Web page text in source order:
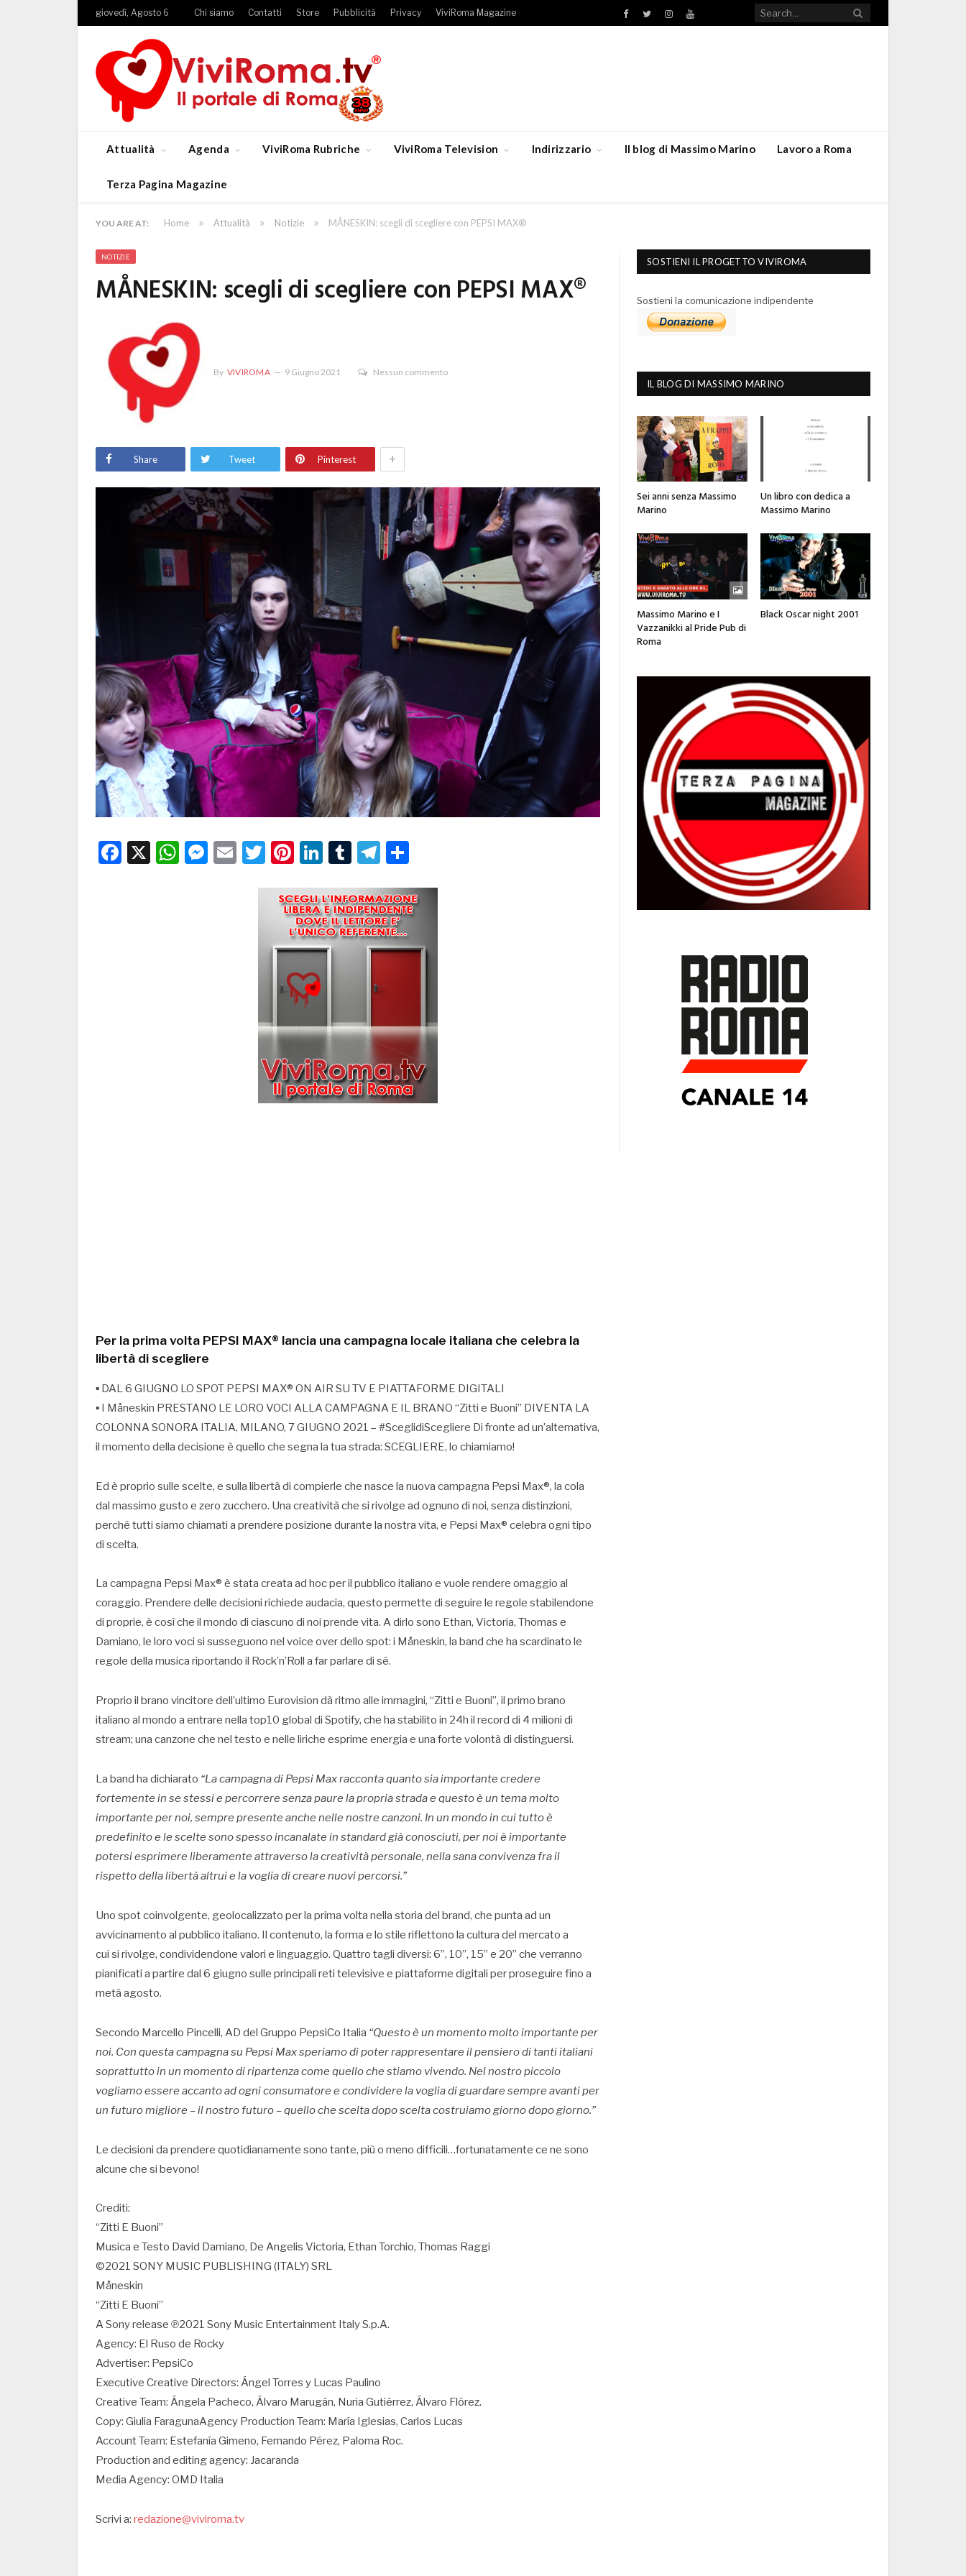
giovedì, Agosto 6 Chi siamo Contatti Store Pubblicità Privacy ViviRoma Magazine Facebook
TwitterInstagramYouTube
Attualità Agenda ViviRoma Rubriche ViviRoma Television Indirizzario Il blog di Massimo Marino Lavoro a Roma
Terza Pagina Magazine
YOU ARE AT: Home » Attualità » Notizie » MÅNESKIN: scegli di scegliere con PEPSI MAX®
NOTIZIE
MÅNESKIN: scegli di scegliere con PEPSI MAX®
By VIVIROMA 9 Giugno 2021 Nessun commento
Share Tweet Pinterest +
Facebook
X WhatsApp
Messenger
EmailTwitter
Pinterest
LinkedIn
TumblrTelegram
Per la prima volta PEPSI MAX® lancia una campagna locale italiana che celebra la
libertà di scegliere
▪ DAL 6 GIUGNO LO SPOT PEPSI MAX® ON AIR SU TV E PIATTAFORME DIGITALI
▪ I Måneskin PRESTANO LE LORO VOCI ALLA CAMPAGNA E IL BRANO “Zitti e Buoni” DIVENTA LA
COLONNA SONORA ITALIA, MILANO, 7 GIUGNO 2021 – #SceglidiScegliere Di fronte ad un’alternativa,
il momento della decisione è quello che segna la tua strada: SCEGLIERE, lo chiamiamo!
Ed è proprio sulle scelte, e sulla libertà di compierle che nasce la nuova campagna Pepsi Max®, la cola
dal massimo gusto e zero zucchero. Una creatività che si rivolge ad ognuno di noi, senza distinzioni,
perché tutti siamo chiamati a prendere posizione durante la nostra vita, e Pepsi Max® celebra ogni tipo
di scelta.
La campagna Pepsi Max® è stata creata ad hoc per il pubblico italiano e vuole rendere omaggio al
coraggio. Prendere delle decisioni richiede audacia, questo permette di seguire le regole stabilendone
di proprie, è così che il mondo di ciascuno di noi prende vita. A dirlo sono Ethan, Victoria, Thomas e
Damiano, le loro voci si susseguono nel voice over dello spot: i Måneskin, la band che ha scardinato le
regole della musica riportando il Rock’n’Roll a far parlare di sé.
Proprio il brano vincitore dell’ultimo Eurovision dà ritmo alle immagini, “Zitti e Buoni”, il primo brano
italiano al mondo a entrare nella top10 global di Spotify, che ha stabilito in 24h il record di 4 milioni di
stream; una canzone che nel testo e nelle liriche esprime energia e una forte volontà di distinguersi.
La band ha dichiarato “La campagna di Pepsi Max racconta quanto sia importante credere
fortemente in se stessi e percorrere senza paure la propria strada e questo è un tema molto
importante per noi, sempre presente anche nelle nostre canzoni. In un mondo in cui tutto è
predefinito e le scelte sono spesso incanalate in standard già conosciuti, per noi è importante
potersi esprimere liberamente attraverso la creatività personale, nella sana convivenza fra il
rispetto della libertà altrui e la voglia di creare nuovi percorsi.”
Uno spot coinvolgente, geolocalizzato per la prima volta nella storia del brand, che punta ad un
avvicinamento al pubblico italiano. Il contenuto, la forma e lo stile riflettono la cultura del mercato a
cui si rivolge, condividendone valori e linguaggio. Quattro tagli diversi: 6”, 10”, 15” e 20” che verranno
pianificati a partire dal 6 giugno sulle principali reti televisive e piattaforme digitali per proseguire fino a
metà agosto.
Secondo Marcello Pincelli, AD del Gruppo PepsiCo Italia “Questo è un momento molto importante per
noi. Con questa campagna su Pepsi Max speriamo di poter rappresentare il pensiero di tanti italiani
soprattutto in un momento di ripartenza come quello che stiamo vivendo. Nel nostro piccolo
vogliamo essere accanto ad ogni consumatore e condividere la voglia di guardare sempre avanti per
un futuro migliore – il nostro futuro – quello che scelta dopo scelta costruiamo giorno dopo giorno.”
Le decisioni da prendere quotidianamente sono tante, più o meno difficili…fortunatamente ce ne sono
alcune che si bevono!
Crediti:
“Zitti E Buoni”
Musica e Testo David Damiano, De Angelis Victoria, Ethan Torchio, Thomas Raggi
©2021 SONY MUSIC PUBLISHING (ITALY) SRL
Måneskin
“Zitti E Buoni”
A Sony release ℗2021 Sony Music Entertainment Italy S.p.A.
Agency: El Ruso de Rocky
Advertiser: PepsiCo
Executive Creative Directors: Ángel Torres y Lucas Paulino
Creative Team: Ángela Pacheco, Álvaro Marugán, Nuria Gutiérrez, Álvaro Flórez.
Copy: Giulia FaragunaAgency Production Team: María Iglesias, Carlos Lucas
Account Team: Estefanía Gimeno, Fernando Pérez, Paloma Roc.
Production and editing agency: Jacaranda
Media Agency: OMD Italia
Scrivi a: redazione@viviroma.tv
SOSTIENI IL PROGETTO VIVIROMA
Sostieni la comunicazione indipendente
IL BLOG DI MASSIMO MARINO
Sei anni senza Massimo
Marino
Un libro con dedica a
Massimo Marino
Massimo Marino e I
Vazzanikki al Pride Pub di
Roma
Black Oscar night 2001